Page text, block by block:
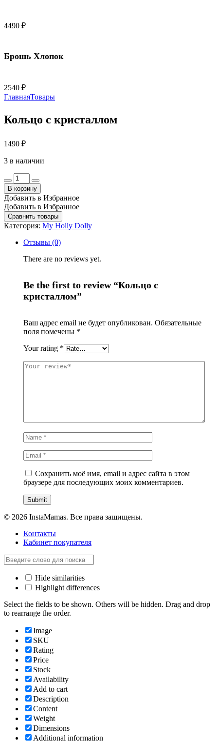
4490 ₽
Брошь Хлопок
2540 ₽
ГлавнаяТовары
Кольцо с кристаллом
1490 ₽
3 в наличии
Кольцо
с
кристаллом
quantity
В корзину
Добавить в Избранное
Добавить в Избранное
Сравнить товары
Категория: My Holly Dolly
Отзывы (0)
There are no reviews yet.
Be the first to review “Кольцо с
кристаллом”
Ваш адрес email не будет опубликован. Обязательные
поля помечены *
Your rating *
Сохранить моё имя, email и адрес сайта в этом
браузере для последующих моих комментариев.
© 2026 InstaMamas. Все права защищены.
Контакты
Кабинет покупателя
Hide similarities
Highlight differences
Select the fields to be shown. Others will be hidden. Drag and drop
to rearrange the order.
Image
SKU
Rating
Price
Stock
Availability
Add to cart
Description
Content
Weight
Dimensions
Additional information